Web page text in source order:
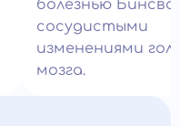
болезнью
сосудистыми
изменениями
мозга.